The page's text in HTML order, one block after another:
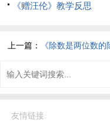
《赠汪伦》教学反思
上一篇： 《除数是两位数的
友情链接: